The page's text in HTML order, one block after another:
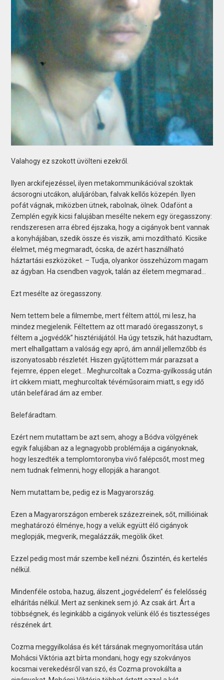
Valahogy ez szokott üvölteni ezekről.
Ilyen arckifejezéssel, ilyen metakommunikációval szoktak
ácsorogni utcákon, aluljáróban, falvak kellős közepén. Ilyen
pofát vágnak, miközben ütnek, rabolnak, ölnek. Odafönt a
Zemplén egyik kicsi falujában mesélte nekem egy öregasszony:
rendszeresen arra ébred éjszaka, hogy a cigányok bent vannak
a konyhájában, szedik össze és viszik, ami mozdítható. Kicsike
élelmet, még megmaradt, ócska, de azért használható
háztartási eszközöket. – Tudja, olyankor összehúzom magam
az ágyban. Ha csendben vagyok, talán az életem megmarad…
Ezt mesélte az öregasszony.
Nem tettem bele a filmembe, mert féltem attól, mi lesz, ha
mindez megjelenik. Féltettem az ott maradó öregasszonyt, s
féltem a „jogvédők” hisztériájától. Ha úgy tetszik, hát hazudtam,
mert elhallgattam a valóság egy apró, ám annál jellemzőbb és
iszonyatosabb részletét. Hiszen gyűjtöttem már parazsat a
fejemre, éppen eleget… Meghurcoltak a Cozma-gyilkosság után
írt cikkem miatt, meghurcoltak tévéműsoraim miatt, s egy idő
után belefárad ám az ember.
Belefáradtam.
Ezért nem mutattam be azt sem, ahogy a Bódva völgyének
egyik falujában az a legnagyobb problémája a cigányoknak,
hogy leszedték a templomtoronyba vivő falépcsőt, most meg
nem tudnak felmenni, hogy ellopják a harangot.
Nem mutattam be, pedig ez is Magyarország.
Ezen a Magyarországon emberek százezreinek, sőt, millióinak
meghatározó élménye, hogy a velük együtt élő cigányok
meglopják, megverik, megalázzák, megölik őket.
Ezzel pedig most már szembe kell nézni. Őszintén, és kertelés
nélkül.
Mindenféle ostoba, hazug, álszent „jogvédelem” és felelősség
elhárítás nélkül. Mert az senkinek sem jó. Az csak árt. Árt a
többségnek, és leginkább a cigányok velünk élő és tisztességes
részének árt.
Cozma meggyilkolása és két társának megnyomorítása után
Mohácsi Viktória azt bírta mondani, hogy egy szokványos
kocsmai verekedésről van szó, és Cozma provokálta a